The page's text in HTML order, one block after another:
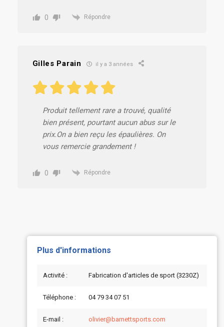
0 Répondre
Gilles Parain il y a 3 années
Produit tellement rare a trouvé, qualité
bien présent, pourtant aucun abus sur le
prix.On a bien reçu les épaulières. On
vous remercie grandement !
0 Répondre
Plus d'informations
Activité : Fabrication d'articles de sport (3230Z)
Téléphone : 04 79 34 07 51
E-mail : olivier@barnettsports.com